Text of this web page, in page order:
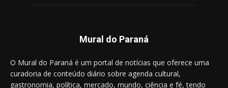
Mural do Paraná
O Mural do Paraná é um portal de notícias que oferece uma
curadoria de conteúdo diário sobre agenda cultural,
gastronomia, política, mercado, mundo, ciência e fé, tendo